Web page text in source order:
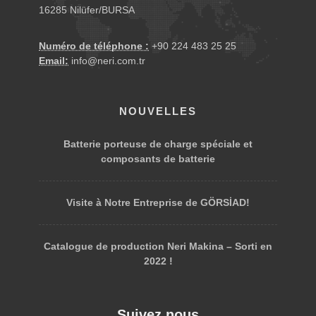
excédentaires sont limitées et les stocks sont réduits.
des produits. À cette fin, des contrôles de qualité
réguliers, un examen continu du développement des
16285 Nilüfer/BURSA
Numéro de téléphone : +90 224 483 25 25
Email: info@neri.com.tr
NOUVELLES
Batterie porteuse de charge spéciale et
composants de batterie
Visite à Notre Entreprise de GÖRSİAD!
Catalogue de production Neri Makina – Sorti en
2022 !